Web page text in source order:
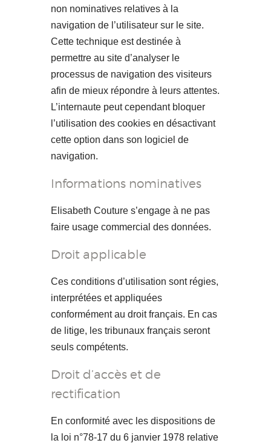
non nominatives relatives à la
navigation de l’utilisateur sur le site.
Cette technique est destinée à
permettre au site d’analyser le
processus de navigation des visiteurs
afin de mieux répondre à leurs attentes.
L’internaute peut cependant bloquer
l’utilisation des cookies en désactivant
cette option dans son logiciel de
navigation.
Informations nominatives
Elisabeth Couture s’engage à ne pas
faire usage commercial des données.
Droit applicable
Ces conditions d’utilisation sont régies,
interprétées et appliquées
conformément au droit français. En cas
de litige, les tribunaux français seront
seuls compétents.
Droit d’accès et de
rectification
En conformité avec les dispositions de
la loi n°78-17 du 6 janvier 1978 relative